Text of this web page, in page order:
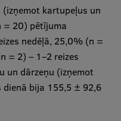
kartupeļus un
= 20) pētījuma
nedēļā, 25,0% (n =
= 2) – 1–2 reizes
un dārzeņu (izņemot
bija 155,5 ± 92,6